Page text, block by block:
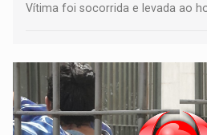
Vítima foi socorrida e levada ao